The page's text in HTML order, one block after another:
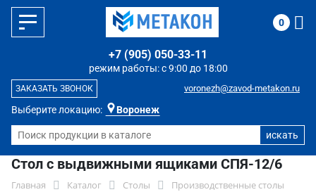
Выберите локацию: Воронеж
режим работы: с 9:00 до 18:00
+7 (905) 050-33-11
voronezh@zavod-metakon.ru
ЗАКАЗАТЬ ЗВОНОК
0
Стол с выдвижными ящиками СПЯ-12/6
Главная Каталог Столы
Производственные столы